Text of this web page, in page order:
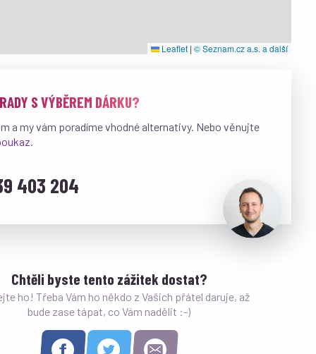
Leaflet | © Seznam.cz a.s. a další
S VÝBĚREM DÁRKU?
a my vám poradíme vhodné alternativy. Nebo věnujte
.
403 204
Chtěli byste tento zážitek dostat?
ho! Třeba Vám ho někdo z Vašich přátel daruje, až
bude zase tápat, co Vám nadělit :-)